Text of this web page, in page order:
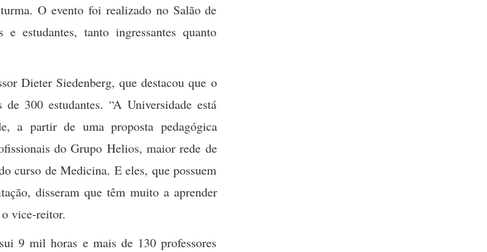
O evento foi realizado no Salão de
estudantes, tanto ingressantes quanto
Dieter Siedenberg, que destacou que o
300 estudantes. “A Universidade está
a partir de uma proposta pedagógica
do Grupo Helios, maior rede de
curso de Medicina. E eles, que possuem
disseram que têm muito a aprender
vice-reitor.
9 mil horas e mais de 130 professores